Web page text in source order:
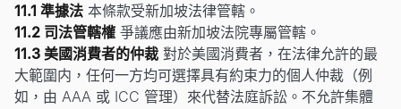
11.1 準據法 本條款受新加坡法律管轄。
11.2 司法管轄權 爭議應由新加坡法院專屬管轄。
11.3 美國消費者的仲裁 對於美國消費者，在法律允許的最
大範圍内，任何一方均可選擇具有約束力的個人仲裁（例
如，由 AAA 或 ICC 管理）來代替法庭訴訟。不允許集體